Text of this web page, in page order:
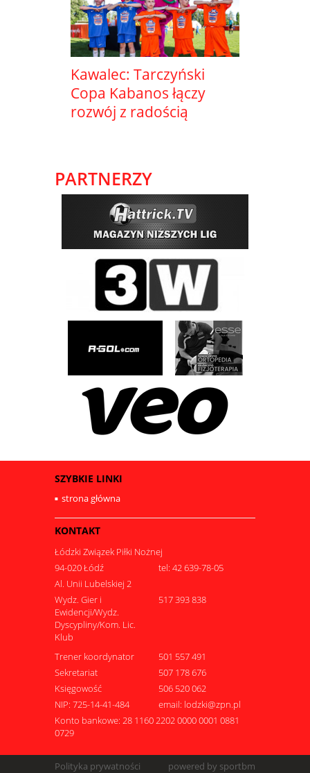
Kawalec: Tarczyński
Copa Kabanos łączy
rozwój z radością
PARTNERZY
SZYBKIE LINKI
strona główna
KONTAKT
Łódzki Związek Piłki Nożnej
94-020 Łódź
tel: 42 639-78-05
Al. Unii Lubelskiej 2
Wydz. Gier i
Ewidencji/Wydz.
Dyscypliny/Kom. Lic.
Klub
517 393 838
Trener koordynator
501 557 491
Sekretariat
507 178 676
Księgowość
506 520 062
NIP: 725-14-41-484
email: lodzki@zpn.pl
Konto bankowe: 28 1160 2202 0000 0001 0881
0729
Polityka prywatności powered by sportbm